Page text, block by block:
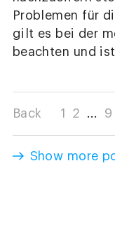
Problemen für
gilt es bei der
beachten und
Back 1 2 ... 9
Show more